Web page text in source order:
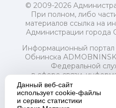
© 2009-2026
При полном, либо
материалов ссылка на
Администрации города
Информационный
Обнинска
Федеральной
в сфере связи,
и массовых коммуникаций
2018
Свидетельство о
Данный веб-сайт
использует cookie-файлы
и сервис статистики